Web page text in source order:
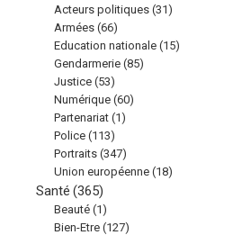
Acteurs politiques (31)
Armées (66)
Education nationale (15)
Gendarmerie (85)
Justice (53)
Numérique (60)
Partenariat (1)
Police (113)
Portraits (347)
Union européenne (18)
Santé (365)
Beauté (1)
Bien-Etre (127)